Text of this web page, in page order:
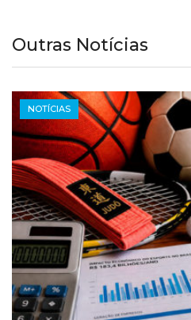
Outras Notícias
NOTÍCIAS